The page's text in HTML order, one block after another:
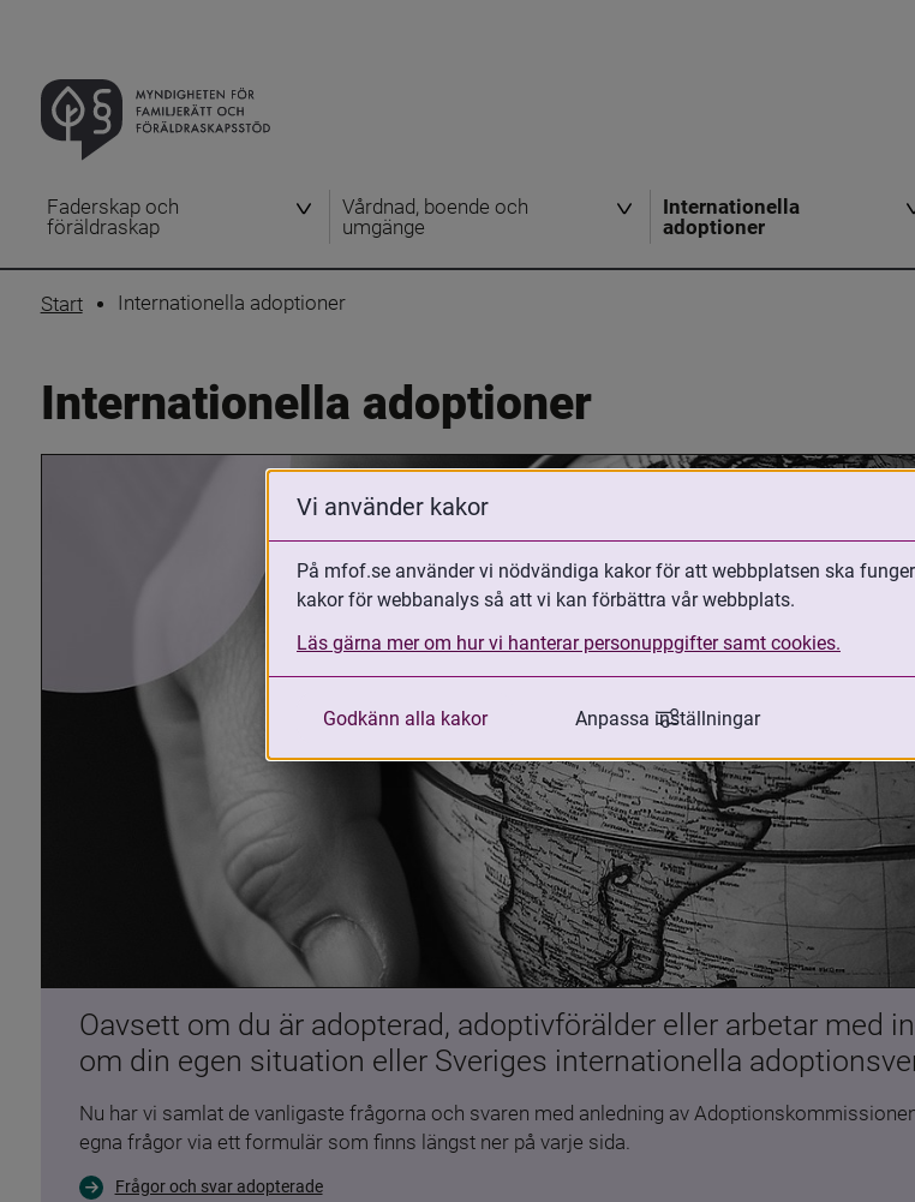
Faderskap och
föräldraskap
Vårdnad, boende och
umgänge
Internationella
adoptioner
Start Internationella adoptioner
Internationella adoptioner
Oavsett om du är adopterad, adoptivförälder eller arbetar med
om din egen situation eller Sveriges internationella
Nu har vi samlat de vanligaste frågorna och svaren med anledning av
egna frågor via ett formulär som finns längst ner på varje sida.
Frågor och svar adopterade
Vi använder kakor
På mfof.se använder vi nödvändiga kakor för att webbplatsen ska
kakor för webbanalys så att vi kan förbättra vår webbplats.
Läs gärna mer om hur vi hanterar personuppgifter samt cookies.
Godkänn alla kakor Anpassa inställningar